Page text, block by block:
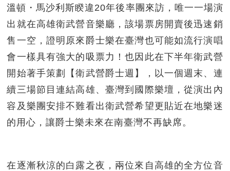
溫頓・馬沙利斯睽違20年後率團來訪，唯一一場演
出就在高雄衛武營音樂廳，該場票房開賣後迅速銷
售一空，證明原來爵士樂在臺灣也可能如流行演唱
會一樣具有強大的吸票力！也因此在下半年衛武營
開始著手策劃【衛武營爵士週】，以一個週末、連
續三場節目連結高雄、臺灣到國際樂壇，從演出內
容及樂團安排不難看出衛武營希望更貼近在地樂迷
的用心，讓爵士樂未來在南臺灣不再缺席。
在逐漸秋涼的白露之夜，兩位來自高雄的全方位音